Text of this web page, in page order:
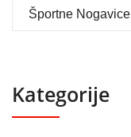
Športne Nogavice
Kategorije